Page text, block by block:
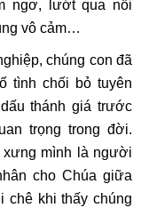
ngơ, lướt qua nỗi
vô cảm…
chúng con đã
tình chối bỏ tuyên
thánh giá trước
trọng trong đời.
xưng mình là người
cho Chúa giữa
chê khi thấy chúng